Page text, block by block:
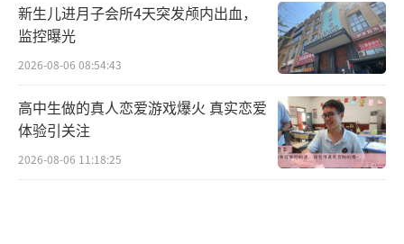
这叫增量博弈：需求越来越多，池子越来
人们根本不需要研究地段、户型、配套，
新生儿进月子会所4天突发颅内出血，
监控曝光
2026-08-06 08:54:43
高中生做的真人恋爱游戏爆火 真实恋爱
体验引关注
2026-08-06 11:18:25